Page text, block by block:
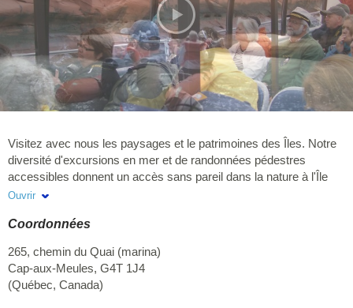
Visitez avec nous les paysages et le patrimoines des Îles. Notre
diversité d'excursions en mer et de randonnées pédestres
accessibles donnent un accès sans pareil dans la nature à l'Île
d'Entrée. Nos excursions sont complètes, sécuritaires et idéales
oiseaux marins. Notre équipe est heureuse de vous accueillir, de
particulière aux détails qui font la différence. Excursions en Mer
avec vous depuis 1979.
Ouvrir
Coordonnées
265, chemin du Quai (marina)
Cap-aux-Meules, G4T 1J4
(Québec, Canada)